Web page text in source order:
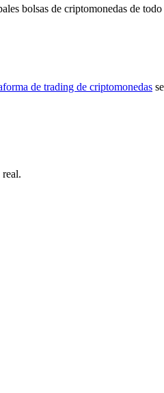
bolsas de criptomonedas de
de trading de criptomonedas